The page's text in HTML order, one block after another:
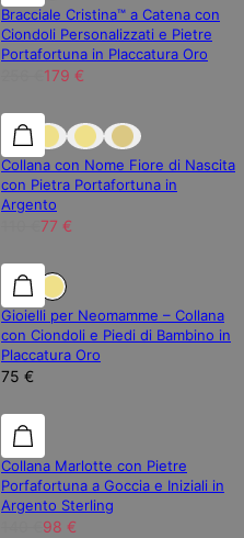
Bracciale Cristina™ a Catena con
Ciondoli Personalizzati e Pietre
Portafortuna in Placcatura Oro
179 €
30% di sconto
30% di sconto
Collana con Nome Fiore di Nascita
con Pietra Portafortuna in
Argento
77 €
30% di sconto
Gioielli per Neomamme – Collana
con Ciondoli e Piedi di Bambino in
Placcatura Oro
75 €
30% di sconto
30% di sconto
Collana Marlotte con Pietre
Porfafortuna a Goccia e Iniziali in
Argento Sterling
98 €